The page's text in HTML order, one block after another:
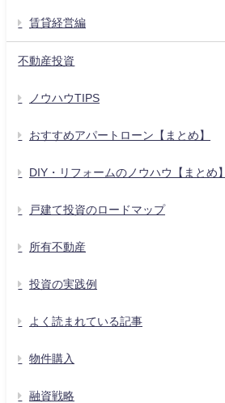
賃貸経営編
不動産投資
ノウハウTIPS
おすすめアパートローン【まとめ】
DIY・リフォームのノウハウ【まとめ】
戸建て投資のロードマップ
所有不動産
投資の実践例
よく読まれている記事
物件購入
融資戦略